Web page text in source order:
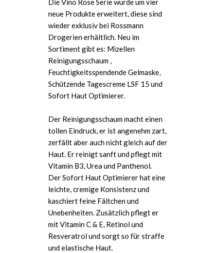
Die Vino Rose Serie wurde um vier
neue Produkte erweitert, diese sind
wieder exklusiv bei Rossmann
Drogerien erhältlich. Neu im
Sortiment gibt es: Mizellen
Reinigungsschaum ,
Feuchtigkeitsspendende Gelmaske,
Schützende Tagescreme LSF 15 und
Sofort Haut Optimierer.
Der Reinigungsschaum macht einen
tollen Eindruck, er ist angenehm zart,
zerfällt aber auch nicht gleich auf der
Haut. Er reinigt sanft und pflegt mit
Vitamin B3, Urea und Panthenol.
Der Sofort Haut Optimierer hat eine
leichte, cremige Konsistenz und
kaschiert feine Fältchen und
Unebenheiten. Zusätzlich pflegt er
mit Vitamin C & E, Retinol und
Resveratrol und sorgt so für straffe
und elastische Haut.